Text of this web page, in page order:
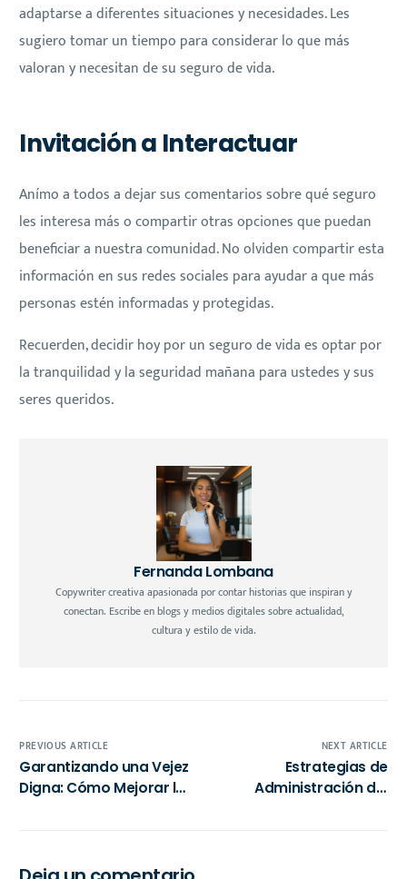
adaptarse a diferentes situaciones y necesidades. Les
sugiero tomar un tiempo para considerar lo que más
valoran y necesitan de su seguro de vida.
Invitación a Interactuar
Anímo a todos a dejar sus comentarios sobre qué seguro
les interesa más o compartir otras opciones que puedan
beneficiar a nuestra comunidad. No olviden compartir esta
información en sus redes sociales para ayudar a que más
personas estén informadas y protegidas.
Recuerden, decidir hoy por un seguro de vida es optar por
la tranquilidad y la seguridad mañana para ustedes y sus
seres queridos.
Fernanda Lombana
Copywriter creativa apasionada por contar historias que inspiran y
conectan. Escribe en blogs y medios digitales sobre actualidad,
cultura y estilo de vida.
PREVIOUS ARTICLE
Garantizando una Vejez
Digna: Cómo Mejorar la
NEXT ARTICLE
Estrategias de
Administración del